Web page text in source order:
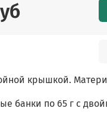
крышкой.
банки по 65 г с